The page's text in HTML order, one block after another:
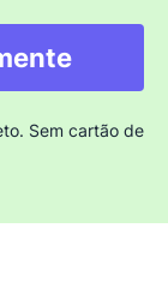
Sem cartão de